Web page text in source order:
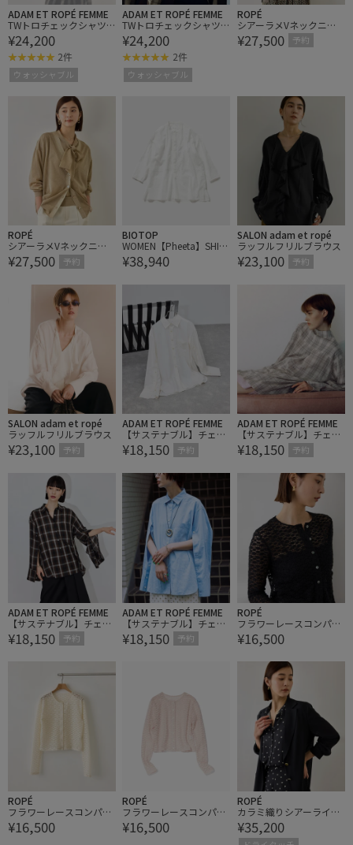
ADAM ET ROPÉ FEMME
TWトロチェックシャツ/
防シワ
¥24,200
2件
ウォッシャブル
ADAM ET ROPÉ FEMME
TWトロチェックシャツ/
防シワ
¥24,200
2件
ウォッシャブル
ROPÉ
シアーラメVネックニッ
トカーディガン/イージ
ーケア
¥27,500 予約
ROPÉ
シアーラメVネックニッ
トカーディガン/イージ
ーケア
¥27,500 予約
BIOTOP
WOMEN【Pheeta】SHIR
TS(Christine)
¥38,940
SALON adam et ropé
ラッフルフリルブラウス
¥23,100 予約
SALON adam et ropé
ラッフルフリルブラウス
¥23,100 予約
ADAM ET ROPÉ FEMME
【サステナブル】チェッ
ク&ソリッド スリットシ
¥18,150 予約
ADAM ET ROPÉ FEMME
【サステナブル】チェッ
ク&ソリッド スリットシ
¥18,150 予約
ADAM ET ROPÉ FEMME
【サステナブル】チェッ
ク&ソリッド スリットシ
¥18,150 予約
ADAM ET ROPÉ FEMME
【サステナブル】チェッ
ク&ソリッド スリットシ
¥18,150 予約
ROPÉ
フラワーレースコンパク
トカーディガン/イージ
ーケア【J'aDoRe・ルミ
ネ店舗限定カラー】
¥16,500
ROPÉ
フラワーレースコンパク
トカーディガン/イージ
ーケア【J'aDoRe・ルミ
¥16,500
ROPÉ
フラワーレースコンパク
トカーディガン/イージ
ーケア【J'aDoRe・ルミ
¥16,500
ROPÉ
カラミ織りシアーライト
ジャケット/イージーケ
ア
¥35,200